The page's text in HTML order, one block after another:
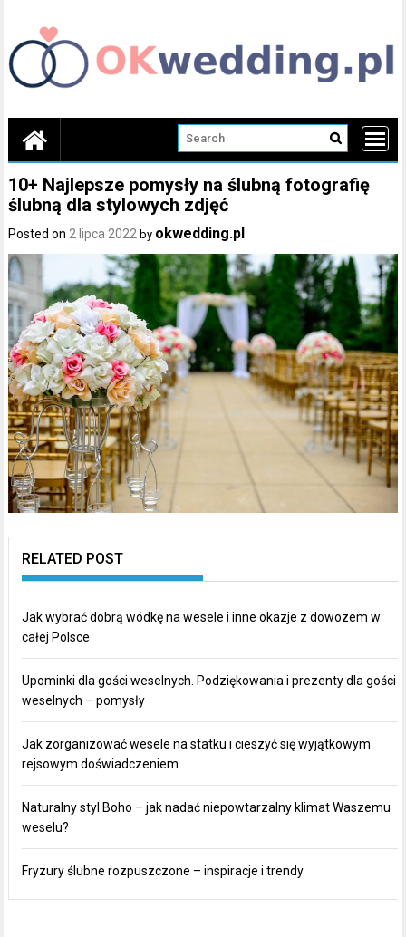
content
10+ Najlepsze pomysły na ślubną fotografię
ślubną dla stylowych zdjęć
Posted on 2 lipca 2022 by okwedding.pl
RELATED POST
Jak wybrać dobrą wódkę na wesele i inne okazje z dowozem w
całej Polsce
Upominki dla gości weselnych. Podziękowania i prezenty dla gości
weselnych – pomysły
Jak zorganizować wesele na statku i cieszyć się wyjątkowym
rejsowym doświadczeniem
Naturalny styl Boho – jak nadać niepowtarzalny klimat Waszemu
weselu?
Fryzury ślubne rozpuszczone – inspiracje i trendy